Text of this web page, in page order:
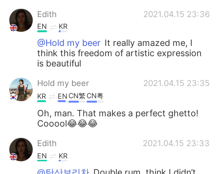
Edith 2021.04.15 23:36
EN KR
@Hold my beer It really amazed me, I
think this freedom of artistic expression
is beautiful
Hold my beer 2021.04.15 23:35
KR EN CN繁 CN粤
Oh, man. That makes a perfect ghetto!
Cooool😂😂😂
Edith 2021.04.15 23:33
EN KR